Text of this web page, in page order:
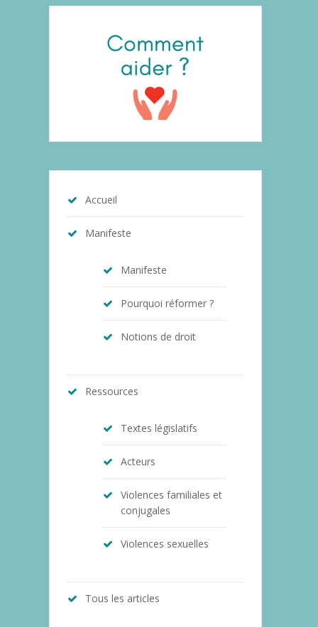
Accueil
Manifeste
Manifeste
Pourquoi réformer ?
Notions de droit
Ressources
Textes législatifs
Acteurs
Violences familiales et
conjugales
Violences sexuelles
Tous les articles